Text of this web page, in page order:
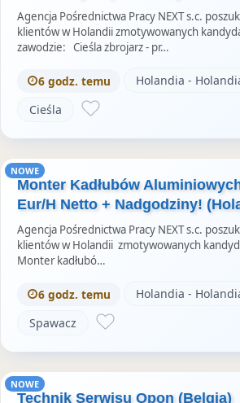
Agencja Pośrednictwa Pracy NEXT s.c.
klientów w Holandii zmotywowanych
zawodzie: Cieśla zbrojarz - pr…
6 godz. temu
Holandia -
Cieśla
NOWE
Monter Kadłubów
Eur/H Netto + Nadgodziny!
Agencja Pośrednictwa Pracy NEXT s.c.
klientów w Holandii zmotywowanych
Monter kadłubó…
6 godz. temu
Holandia -
Spawacz
NOWE
Technik Serwisu Opon (Belgia)